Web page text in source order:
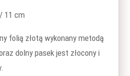
11 cm
folią złotą wykonany metodą
dolny pasek jest złocony i